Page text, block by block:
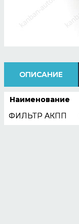
ОПИСАНИЕ
Наименование
ФИЛЬТР АКПП